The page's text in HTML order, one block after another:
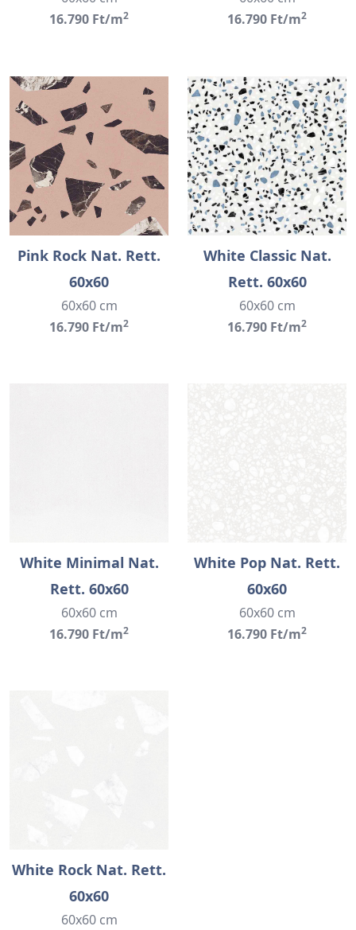
16.790 Ft/m2
16.790 Ft/m2
Pink Rock Nat. Rett.
60x60
60x60 cm
16.790 Ft/m2
White Classic Nat.
Rett. 60x60
60x60 cm
16.790 Ft/m2
White Minimal Nat.
Rett. 60x60
60x60 cm
16.790 Ft/m2
White Pop Nat. Rett.
60x60
60x60 cm
16.790 Ft/m2
White Rock Nat. Rett.
60x60
60x60 cm